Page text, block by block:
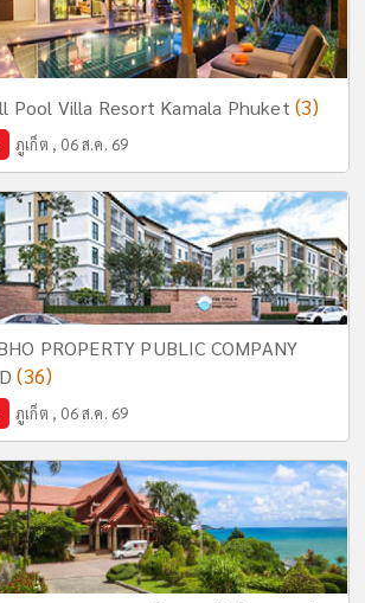
Pool Villa Resort Kamala Phuket (3)
ภูเก็ต , 06 ส.ค. 69
PROPERTY PUBLIC COMPANY
(36)
ภูเก็ต , 06 ส.ค. 69